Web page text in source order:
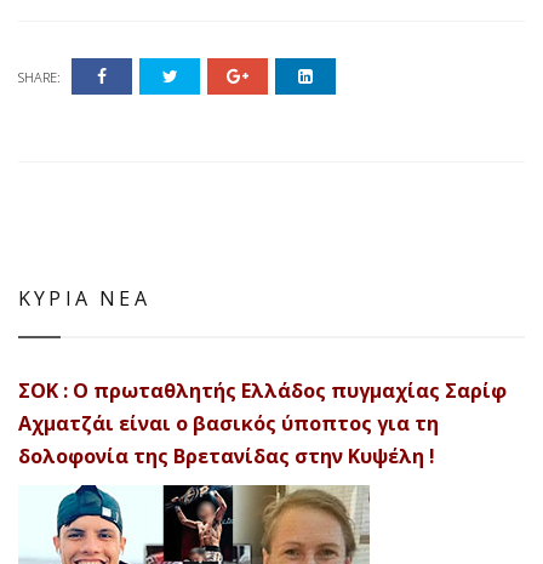
SHARE:
ΚΥΡΙΑ ΝΕΑ
ΣΟΚ : Ο πρωταθλητής Ελλάδος πυγμαχίας Σαρίφ
Αχματζάι είναι ο βασικός ύποπτος για τη
δολοφονία της Βρετανίδας στην Κυψέλη !